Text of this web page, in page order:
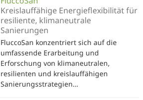
Kreislauffähige Energieflexibilität für
resiliente, klimaneutrale
Sanierungen
FluccoSan konzentriert sich auf die
umfassende Erarbeitung und
Erforschung von klimaneutralen,
resilienten und kreislauffähigen
Sanierungsstrategien…